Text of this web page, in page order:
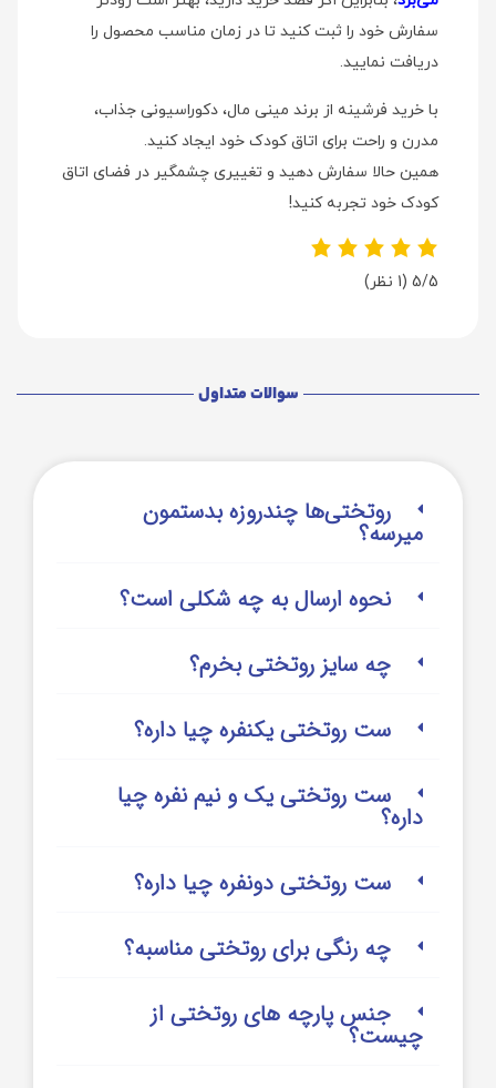
سفارش خود را ثبت کنید تا در زمان مناسب محصول را
دریافت نمایید.
با خرید فرشینه از برند مینی‌ مال، دکوراسیونی جذاب،
مدرن و راحت برای اتاق کودک خود ایجاد کنید.
همین حالا سفارش دهید و تغییری چشمگیر در فضای اتاق
کودک خود تجربه کنید!
5/5 (1 نظر)
سوالات متداول
روتختی‌‌ها چندروزه بدستمون
میرسه؟
نحوه ارسال به چه شکلی است؟
چه سایز روتختی بخرم؟
ست روتختی یکنفره چیا داره؟
ست روتختی یک و نیم نفره چیا
داره؟
ست روتختی دونفره چیا داره؟
چه رنگی برای روتختی مناسبه؟
جنس پارچه های روتختی از
چیست؟